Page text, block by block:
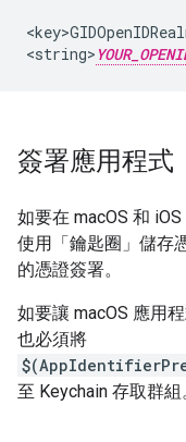
<string>
簽署應用程式
如要在 macOS 和
使用「鑰匙圈」儲存
的憑證簽署。
如要讓 macOS 應用
也必須將
至 Keychain 存取群組